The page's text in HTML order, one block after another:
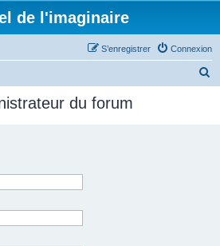
de l'imaginaire
Connexion
S’enregistrer
du forum